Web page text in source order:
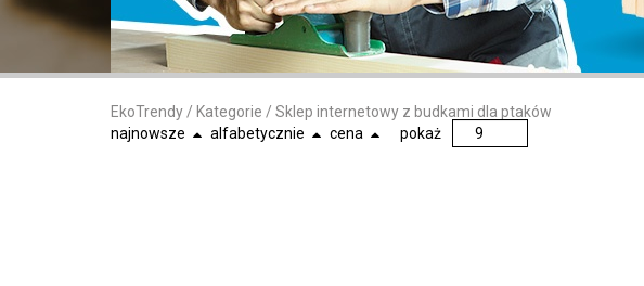
EkoTrendy / Kategorie / Sklep internetowy z budkami dla ptaków
najnowsze
alfabetycznie cena pokaż